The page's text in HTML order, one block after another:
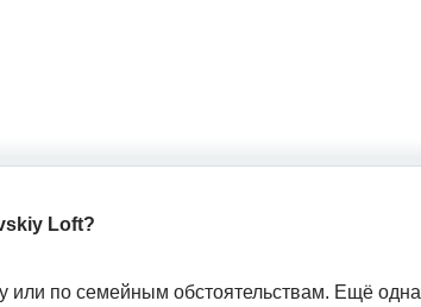
Loft?
или по семейным обстоятельствам. Ещё одна